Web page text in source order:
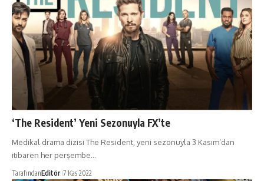
‘The Resident’ Yeni Sezonuyla FX’te
Medikal drama dizisi The Resident, yeni sezonuyla 3 Kasım’dan
itibaren her perşembe…
TarafındanEditör 7 Kas 2022